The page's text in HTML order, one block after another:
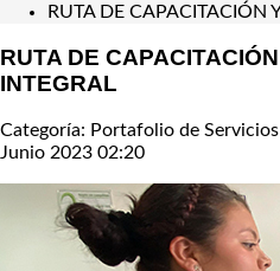
RUTA DE CAPACITACIÓN
RUTA DE
INTEGRAL
Categoría: Portafolio de Servicios
Junio 2023 02:20